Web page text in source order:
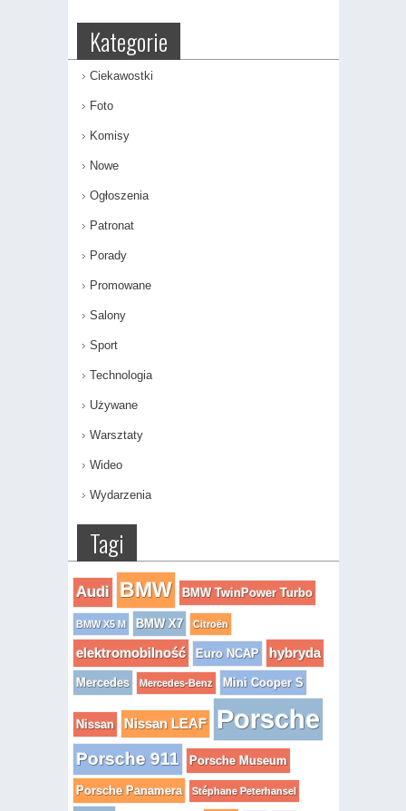
Kategorie
Ciekawostki
Foto
Komisy
Nowe
Ogłoszenia
Patronat
Porady
Promowane
Salony
Sport
Technologia
Używane
Warsztaty
Wideo
Wydarzenia
Tagi
Audi BMW BMW TwinPower Turbo
BMW X5 M BMW X7 Citroën
elektromobilność Euro NCAP hybryda
Mercedes Mercedes-Benz Mini Cooper S
Nissan Nissan LEAF Porsche
Porsche 911 Porsche Museum
Porsche Panamera Stéphane Peterhansel